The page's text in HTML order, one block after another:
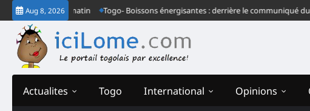
Skip
to
content
Aug 8, 2026
à Lomé ce matin Togo- Boissons énergisantes : derrière le communiqué du
Actualites Togo International Opinions